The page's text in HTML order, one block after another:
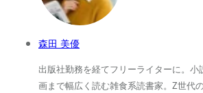
森田 美優
出版社勤務を経てフリーライターに。小
画まで幅広く読む雑食系読書家。Z世代